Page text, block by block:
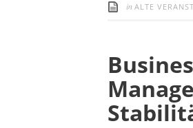
in ALTE